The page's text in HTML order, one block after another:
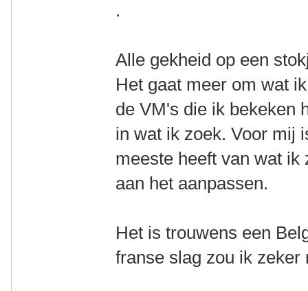
.
Alle gekheid op een
Het gaat meer om wat
de VM's die ik bekeken
in wat ik zoek. Voor mij
meeste heeft van wat
aan het aanpassen.
Het is trouwens een
franse slag zou ik zeker